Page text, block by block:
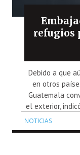
refugios
Debido a que
en otros
Guatemala
el exterior,
NOTICIAS